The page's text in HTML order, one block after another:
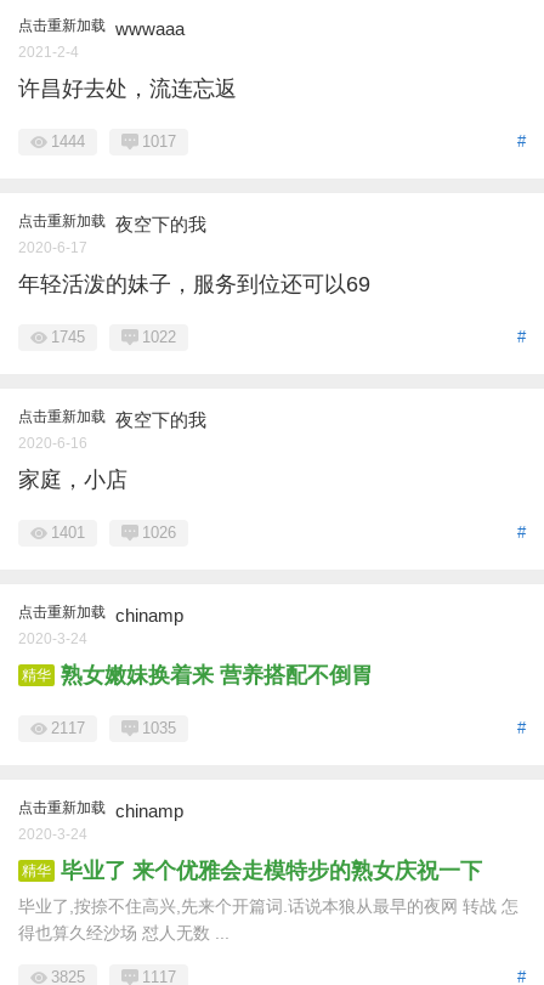
点击重新加载 wwwaaa
2021-2-4
许昌好去处，流连忘返
#
1444 1017
点击重新加载 夜空下的我
2020-6-17
年轻活泼的妹子，服务到位还可以69
#
1745 1022
点击重新加载 夜空下的我
2020-6-16
家庭，小店
#
1401 1026
点击重新加载 chinamp
2020-3-24
精华 熟女嫩妹换着来 营养搭配不倒胃
#
2117 1035
点击重新加载 chinamp
2020-3-24
精华 毕业了 来个优雅会走模特步的熟女庆祝一下
毕业了,按捺不住高兴,先来个开篇词.话说本狼从最早的夜网 转战 怎
得也算久经沙场 怼人无数 ...
#
3825 1117